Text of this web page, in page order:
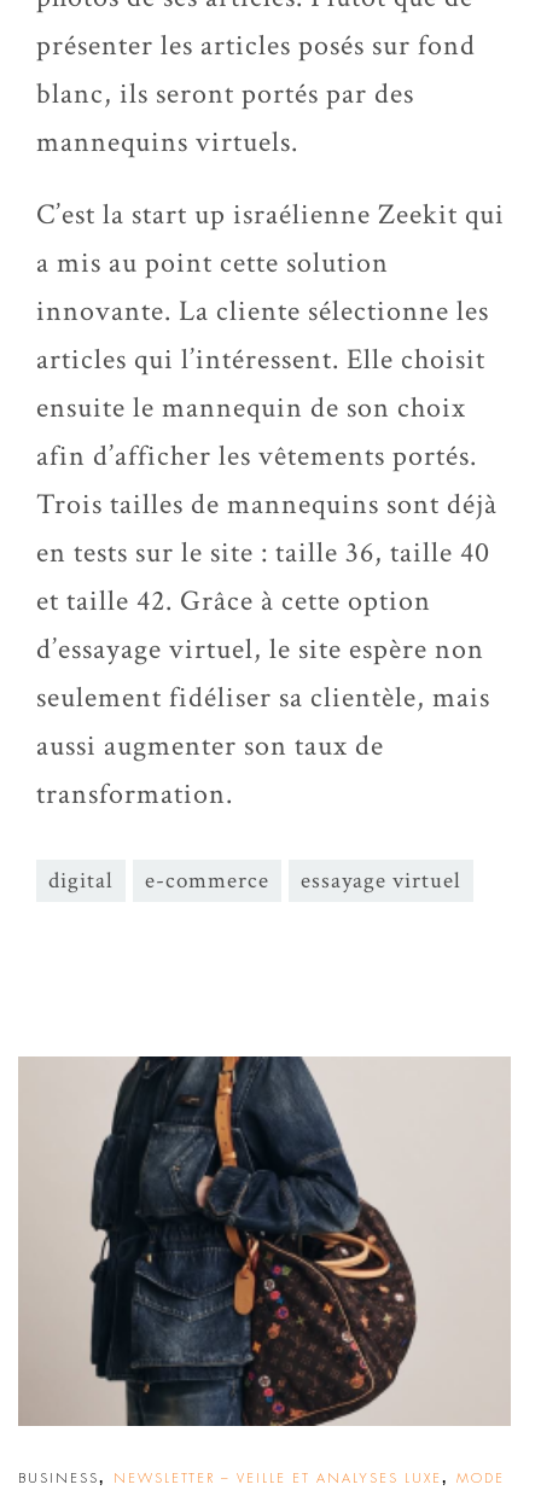
présenter les articles posés sur fond
blanc, ils seront portés par des
mannequins virtuels.
C’est la start up israélienne Zeekit qui
a mis au point cette solution
innovante. La cliente sélectionne les
articles qui l’intéressent. Elle choisit
ensuite le mannequin de son choix
afin d’afficher les vêtements portés.
Trois tailles de mannequins sont déjà
en tests sur le site : taille 36, taille 40
et taille 42. Grâce à cette option
d’essayage virtuel, le site espère non
seulement fidéliser sa clientèle, mais
aussi augmenter son taux de
transformation.
digital e-commerce essayage virtuel
BUSINESS, NEWSLETTER – VEILLE ET ANALYSES LUXE , MODE